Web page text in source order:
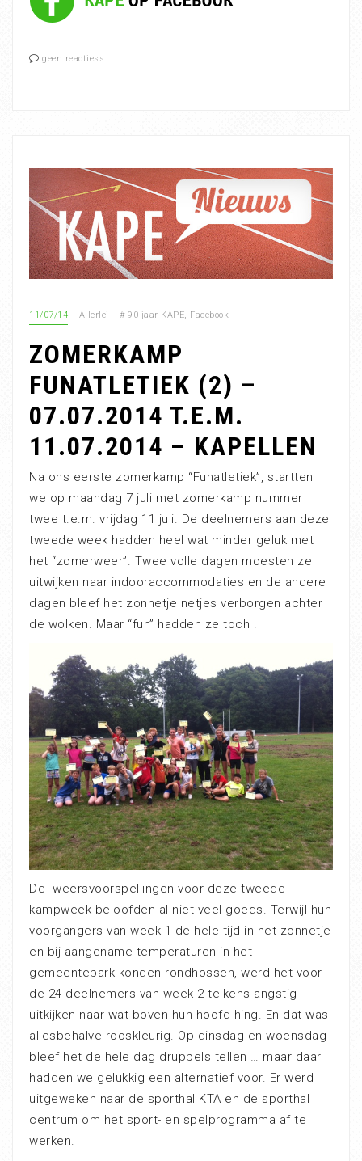
geen reactiess
11/07/14 Allerlei # 90 jaar KAPE, Facebook
ZOMERKAMP
FUNATLETIEK (2) –
07.07.2014 T.E.M.
11.07.2014 – KAPELLEN
Na ons eerste zomerkamp “Funatletiek”, startten
we op maandag 7 juli met zomerkamp nummer
twee t.e.m. vrijdag 11 juli. De deelnemers aan deze
tweede week hadden heel wat minder geluk met
het “zomerweer”. Twee volle dagen moesten ze
uitwijken naar indooraccommodaties en de andere
dagen bleef het zonnetje netjes verborgen achter
de wolken. Maar “fun” hadden ze toch !
De weersvoorspellingen voor deze tweede
kampweek beloofden al niet veel goeds. Terwijl hun
voorgangers van week 1 de hele tijd in het zonnetje
en bij aangename temperaturen in het
gemeentepark konden rondhossen, werd het voor
de 24 deelnemers van week 2 telkens angstig
uitkijken naar wat boven hun hoofd hing. En dat was
allesbehalve rooskleurig. Op dinsdag en woensdag
bleef het de hele dag druppels tellen … maar daar
hadden we gelukkig een alternatief voor. Er werd
uitgeweken naar de sporthal KTA en de sporthal
centrum om het sport- en spelprogramma af te
werken.